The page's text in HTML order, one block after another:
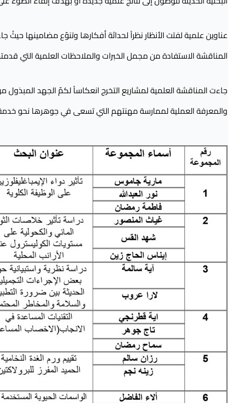
عناوين علمية لفتت الأنظار نظراً لحداثة أفكارها وتنوّع مضامينها
المناقشة الاستفادة من مجمل الخبرات والملاحظات العلمية التي
جاءت المناقشة العلمية لمشاريع التخرج انعكاساً لكمّ الجهد المبذول
والمعرفة العملية لممارسة مهنتهم التي تسعى في جوهرها نحو خدمة